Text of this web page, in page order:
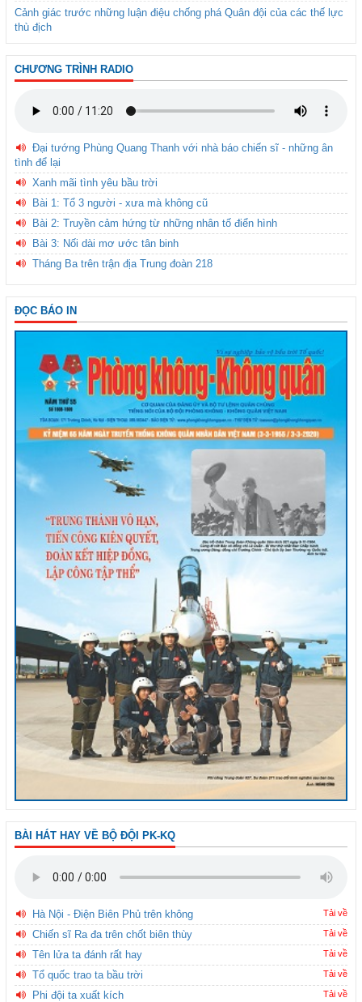
Cảnh giác trước những luận điệu chống phá Quân đội của các thế lực
thù địch
CHƯƠNG TRÌNH RADIO
Đại tướng Phùng Quang Thanh với nhà báo chiến sĩ - những ân
tình để lại
Xanh mãi tình yêu bầu trời
Bài 1: Tổ 3 người - xưa mà không cũ
Bài 2: Truyền cảm hứng từ những nhân tố điển hình
Bài 3: Nối dài mơ ước tân binh
Tháng Ba trên trận địa Trung đoàn 218
ĐỌC BÁO IN
BÀI HÁT HAY VỀ BỘ ĐỘI PK-KQ
Hà Nội - Điện Biên Phủ trên không Tải về
Chiến sĩ Ra đa trên chốt biên thùy Tải về
Tên lửa ta đánh rất hay Tải về
Tổ quốc trao ta bầu trời Tải về
Phi đội ta xuất kích Tải về